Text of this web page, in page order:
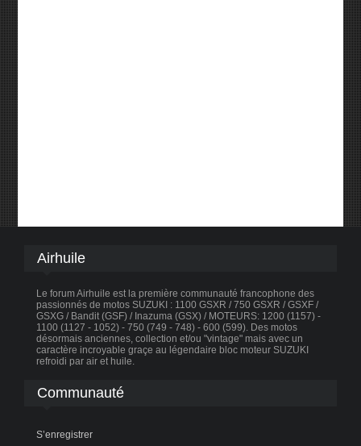
Airhuile
Le forum Airhuile est la première communauté francophone des
passionnés de motos SUZUKI : 1100 GSXR / 750 GSXR / GSXF /
GSXG / Bandit (GSF) / Inazuma (GSX) / MOTEURS: 1200 (1157) -
1100 (1127 - 1052) - 750 (749 - 748) - 600 (599). Des motos
désormais anciennes, collection et/ou "vintage" mais avec un
caractère incroyable graçe au légendaire bloc moteur SUZUKI
refroidi par air et huile.
Communauté
S’enregistrer